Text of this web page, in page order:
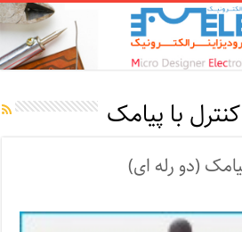
کنترل با پیامک
(دو رله ای)